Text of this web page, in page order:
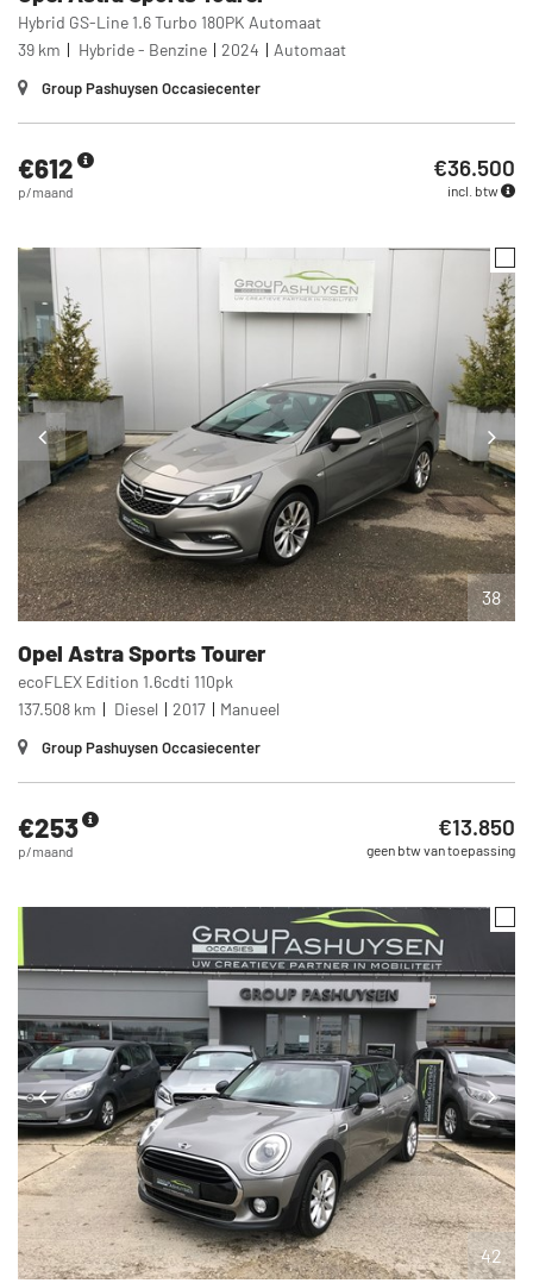
Hybrid GS-Line 1.6 Turbo 180PK Automaat
39 km
Hybride - Benzine 2024 Automaat
Group Pashuysen Occasiecenter
€612
p/maand
€36.500
incl. btw
38
Opel Astra Sports Tourer
ecoFLEX Edition 1.6cdti 110pk
137.508 km
Diesel 2017 Manueel
Group Pashuysen Occasiecenter
€253
p/maand
€13.850
geen btw van toepassing
42